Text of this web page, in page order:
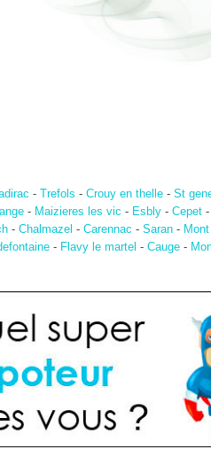
- Trefols - Crouy en thelle - St
- Maizieres les vic - Esbly - Cepet
- Chalmazel - Carennac - Saran-
- Flavy le martel - Cauge -